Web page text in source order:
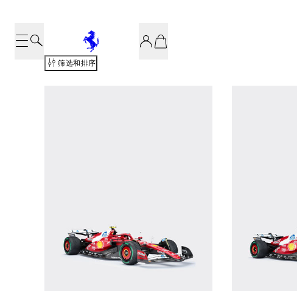
筛选和排序